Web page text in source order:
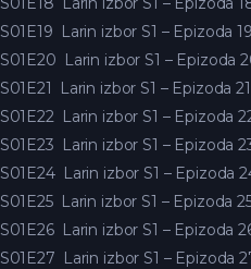
S01E19 Larin izbor S1 – Epizoda 19
S01E20 Larin izbor S1 – Epizoda
S01E21
Larin izbor S1 – Epizoda 21
S01E22 Larin izbor S1 – Epizoda
S01E23 Larin izbor S1 – Epizoda
S01E24 Larin izbor S1 – Epizoda
S01E25 Larin izbor S1 – Epizoda
S01E26 Larin izbor S1 – Epizoda
S01E27 Larin izbor S1 – Epizoda